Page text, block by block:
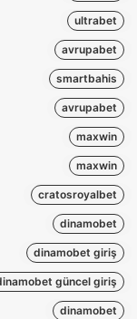
ultrabet
avrupabet
smartbahis
avrupabet
maxwin
maxwin
cratosroyalbet
dinamobet
dinamobet giriş
güncel giriş
dinamobet